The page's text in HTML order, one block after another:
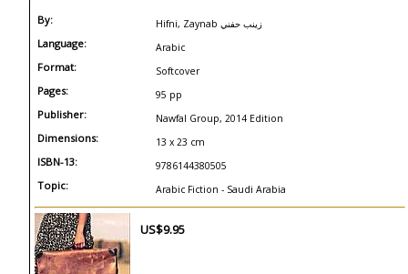
By: Hifni, Zaynab زينب حفني
Language: Arabic
Format: Softcover
Pages: 95 pp
Publisher: Nawfal Group, 2014 Edition
Dimensions: 13 x 23 cm
ISBN-13: 9786144380505
Topic: Arabic Fiction - Saudi Arabia
US$9.95